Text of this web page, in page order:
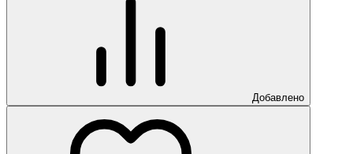
Добавлено